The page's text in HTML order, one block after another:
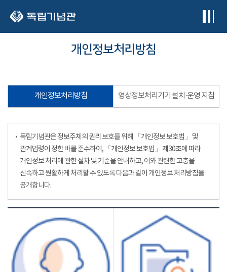
개인정보처리방침
개인정보처리방침 영상정보처리기기 설치·운영 지침
독립기념관은 정보주체의 권리 보호를 위해 「개인정보 보호법」 및
관계법령이 정한 바를 준수하여, 「개인정보 보호법」 제30조에 따라
개인정보 처리에 관한 절차 및 기준을 안내하고, 이와 관련한 고충을
신속하고 원활하게 처리할 수 있도록 다음과 같이 개인정보 처리방침을
공개합니다.